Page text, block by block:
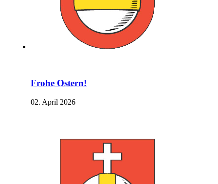
Frohe Ostern!
02. April 2026